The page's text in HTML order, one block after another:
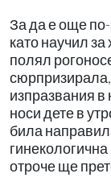
За да е още
като научил
полял
сюрпризирала,
изпразвания в
носи дете в
била
отроче ще